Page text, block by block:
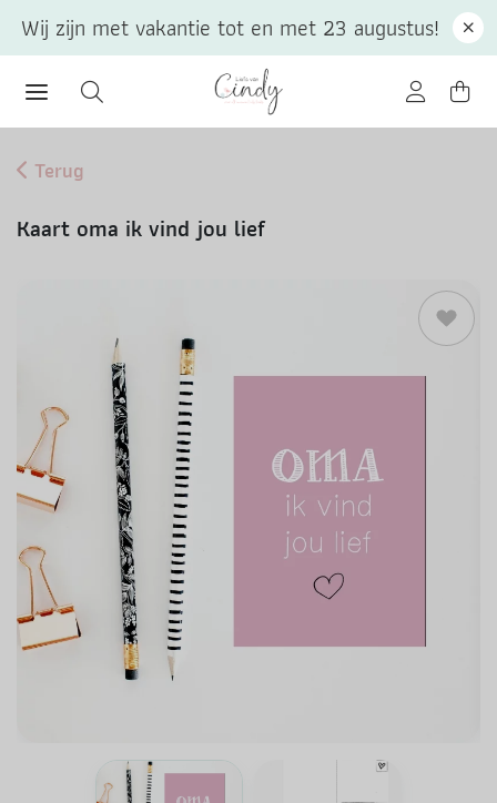
Terug
Kaart oma ik vind jou lief
Wij zijn met vakantie tot en met 23 augustus!